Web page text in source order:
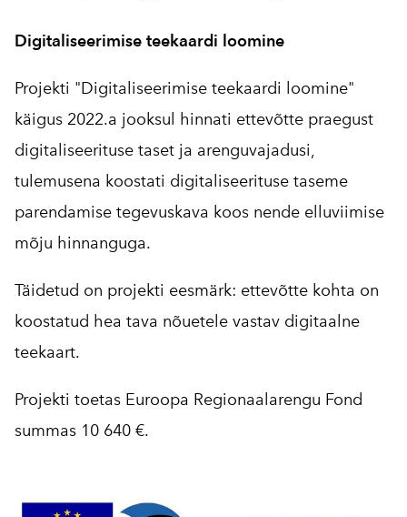
Digitaliseerimise teekaardi loomine
Projekti "Digitaliseerimise teekaardi loomine"
käigus 2022.a jooksul hinnati ettevõtte praegust
digitaliseerituse taset ja arenguvajadusi,
tulemusena koostati digitaliseerituse taseme
parendamise tegevuskava koos nende elluviimise
mõju hinnanguga.
Täidetud on projekti eesmärk: ettevõtte kohta on
koostatud hea tava nõuetele vastav digitaalne
teekaart.
Projekti toetas Euroopa Regionaalarengu Fond
summas 10 640 €.